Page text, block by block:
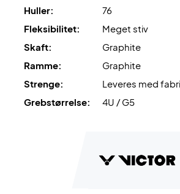
OBS: Leveres uden cover!
Huller:
76
Fleksibilitet:
Meget stiv
Skaft:
Graphite
Ramme:
Graphite
Strenge:
Leveres med
Grebstørrelse:
4U / G5